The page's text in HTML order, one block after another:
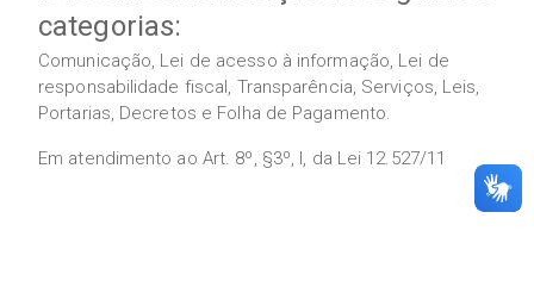
categorias:
Comunicação, Lei de acesso à informação, Lei de
responsabilidade fiscal, Transparência, Serviços, Leis,
Portarias, Decretos e Folha de Pagamento.
Em atendimento ao Art. 8º, §3º, I, da Lei 12.527/11